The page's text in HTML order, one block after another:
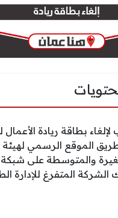
بطاقة ريادة
الموقع الرسمي لهيئة
والمتوسطة على شبكة
الشركة المتفرغ للإدارة